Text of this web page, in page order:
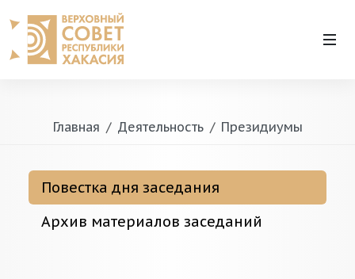
Главная Деятельность Президиумы
Повестка дня заседания
Архив материалов заседаний